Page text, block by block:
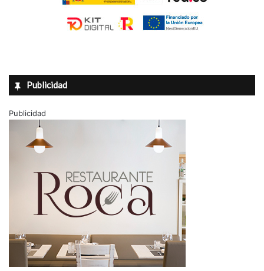
Publicidad
Publicidad